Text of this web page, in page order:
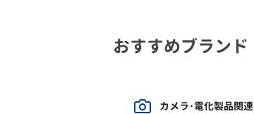
おすすめブランド
カメラ･電化製品関連